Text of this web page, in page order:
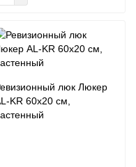
люк Люкер
KR 60x20 см,